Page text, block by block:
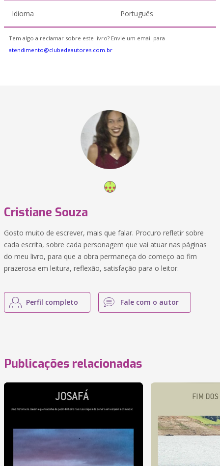
Idioma Português
Tem algo a reclamar sobre este livro? Envie um email para
atendimento@clubedeautores.com.br
Cristiane Souza
Gosto muito de escrever, mais que falar. Procuro refletir sobre
cada escrita, sobre cada personagem que vai atuar nas páginas
do meu livro, para que a obra permaneça do começo ao fim
prazerosa em leitura, reflexão, satisfação para o leitor.
Perfil completo Fale com o autor
Publicações relacionadas